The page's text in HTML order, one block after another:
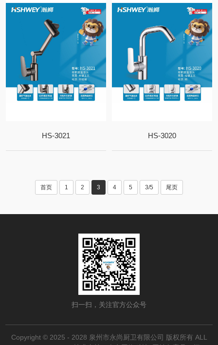
HS-3021 HS-3020
首页 1 2 3 4 5 3/5 尾页
扫一扫，关注官方公众号
Copyright © 2025 - 2028 泉州市永尚厨卫有限公司 版权所有 ALL